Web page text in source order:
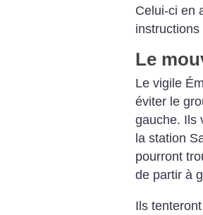
Celui-ci en
instructions
Le
Le vigile
éviter le
gauche. Ils
la station
pourront
de partir à
Ils